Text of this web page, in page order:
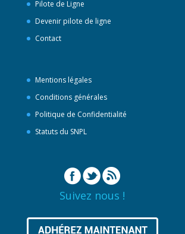
Pilote de Ligne
Devenir pilote de ligne
Contact
Mentions légales
Conditions générales
Politique de Confidentialité
Statuts du SNPL
Suivez nous !